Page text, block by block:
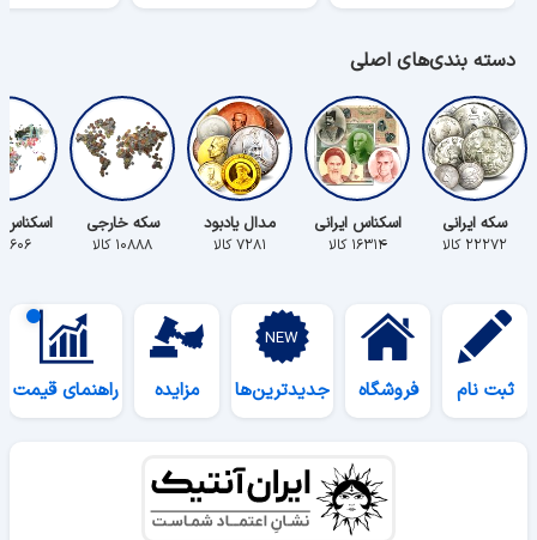
دسته بندی‌های اصلی
سکه ایرانی
۲۲۲۷۲ کالا
اسکناس ایرانی
۱۶۳۱۴ کالا
مدال یادبود
۷۲۸۱ کالا
سکه خارجی
۱۰۸۸۸ کالا ۵۶۰۶ کالا
ثبت نام فروشگاه جدیدترین‌ها مزایده راهنمای قیمت